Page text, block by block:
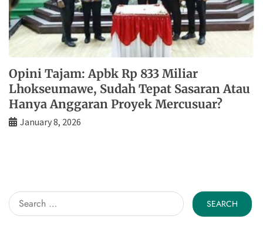
Opini Tajam: Apbk Rp 833 Miliar
Lhokseumawe, Sudah Tepat Sasaran Atau
Hanya Anggaran Proyek Mercusuar?
January 8, 2026
Search
for: